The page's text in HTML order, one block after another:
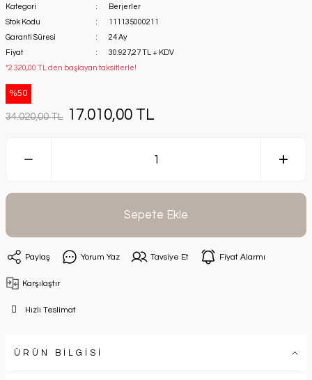
Kategori
Berjerler
Stok Kodu
111135000211
Garanti Süresi
24 Ay
Fiyat
30.927,27 TL + KDV
*2.320,00 TL den başlayan taksitlerle!
%50
34.020,00 TL 17.010,00 TL
Sepete Ekle
Paylaş Yorum Yaz Tavsiye Et Fiyat Alarmı
Karşılaştır
Hızlı Teslimat
ÜRÜN BİLGİSİ